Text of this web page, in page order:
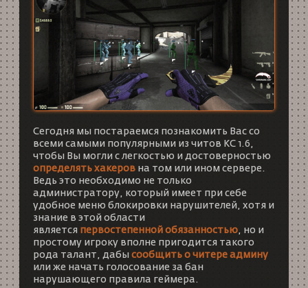
Сегодня мы постараемся познакомить Вас со
всеми самыми популярными из читов КС 1.6,
чтобы Вы могли с легкостью и достоверностью
определять хакеровна том или ином сервере.
Ведь это необходимо не только
администратору, который имеет при себе
удобное меню блокировки нарушителей, хотя и
знание в этой области
является первостепенной обязанностью, но и
простому игроку вполне пригодится такого
рода талант, дабы сообщить о читере админу
или же начать голосование за бан
нарушающего правила геймера.